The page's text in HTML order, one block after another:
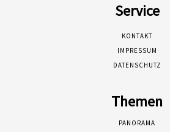
Service
KONTAKT
IMPRESSUM
DATENSCHUTZ
Themen
PANORAMA